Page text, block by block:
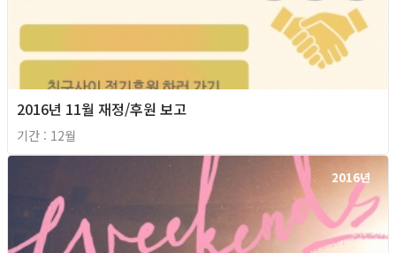
2016년 11월 재정/후원 보고
기간 : 12월
2016년